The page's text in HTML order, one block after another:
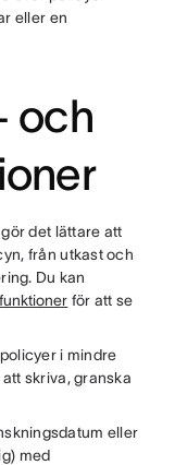
eller en
och
det lättare att
från utkast och
Du kan
för att se
i mindre
skriva, granska
eller
med